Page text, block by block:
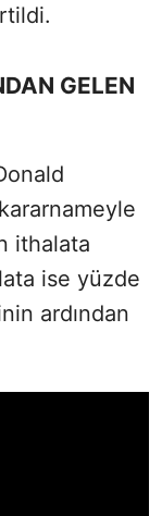
GELEN
ithalata
ise yüzde
ardından